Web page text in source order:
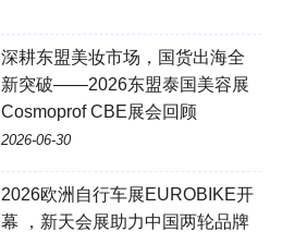
深耕东盟美妆市场，国货出海全
新突破——2026东盟泰国美容展
Cosmoprof CBE展会回顾
2026-06-30
2026欧洲自行车展EUROBIKE开
幕 ，新天会展助力中国两轮品牌